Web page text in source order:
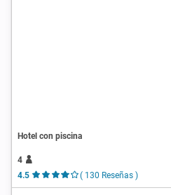
Hotel con piscina
4
4.5
( 130 Reseñas )